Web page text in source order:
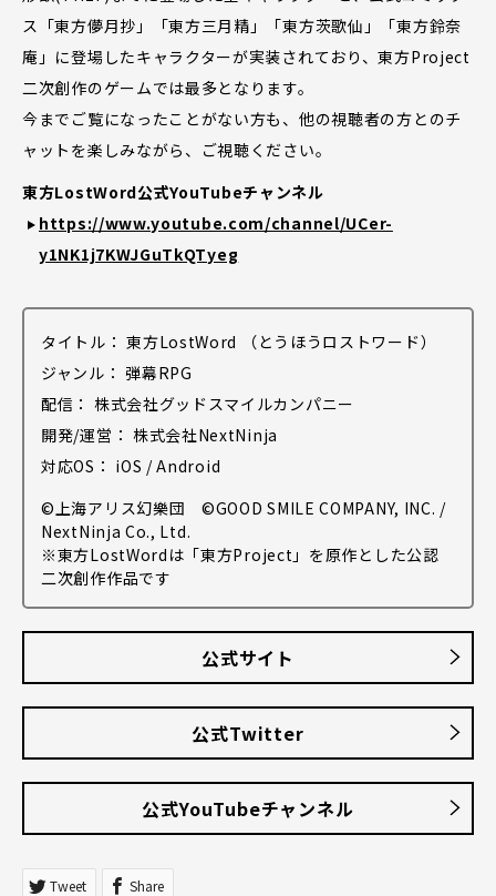
ス「東方儚月抄」「東方三月精」「東方茨歌仙」「東方鈴奈
庵」に登場したキャラクターが実装されており、東方Project
二次創作のゲームでは最多となります。
今までご覧になったことがない方も、他の視聴者の方とのチ
ャットを楽しみながら、ご視聴ください。
東方LostWord公式YouTubeチャンネル
https://www.youtube.com/channel/UCer-
y1NK1j7KWJGuTkQTyeg
タイトル： 東方LostWord （とうほうロストワード）
ジャンル： 弾幕RPG
配信： 株式会社グッドスマイルカンパニー
開発/運営： 株式会社NextNinja
対応OS： iOS / Android
©上海アリス幻樂団 ©GOOD SMILE COMPANY, INC. /
NextNinja Co., Ltd.
※東方LostWordは「東方Project」を原作とした公認
二次創作作品です
公式サイト
公式Twitter
公式YouTubeチャンネル
Tweet Share